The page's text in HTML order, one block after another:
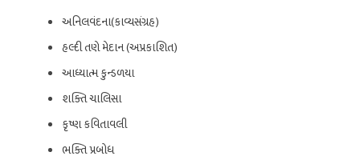
અનિલવંદના(કાવ્યસંગ્રહ)
હલ્દી તણે મેદાન (અપ્રકાશિત)
આધ્યાત્મ કુન્ડળયા
શક્તિ ચાલિસા
કૃષ્ણ કવિતાવલી
ભક્તિ પ્રબોધ